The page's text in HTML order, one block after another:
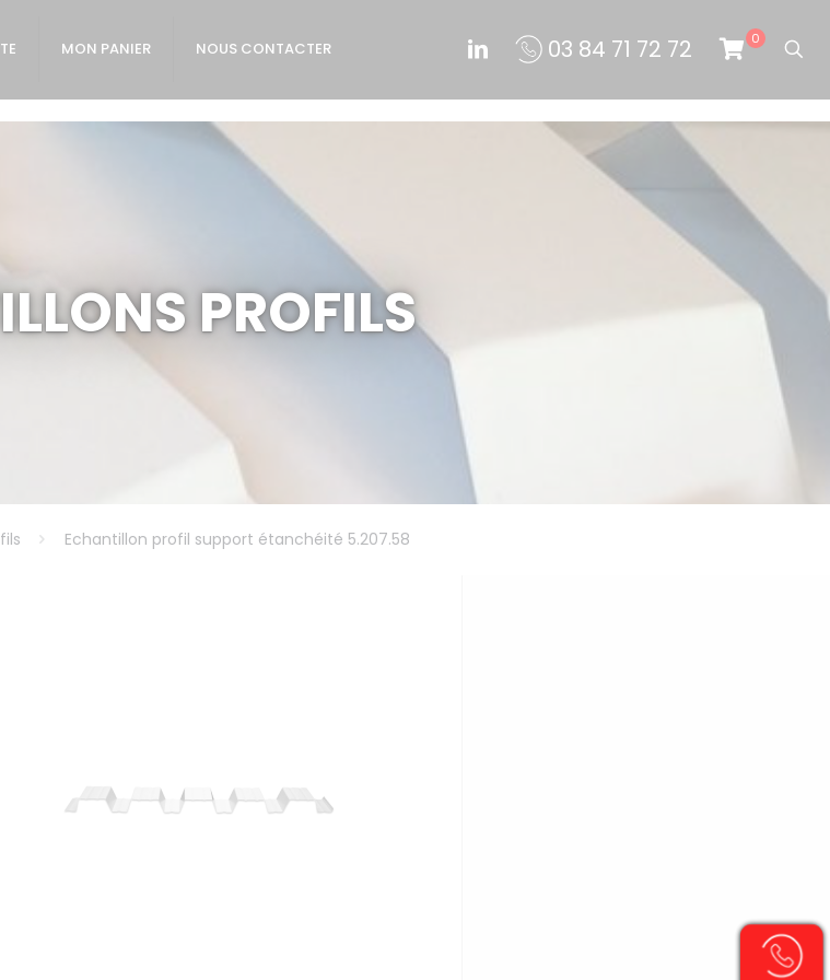
MON PANIER NOUS CONTACTER 03 84 71 72 72 0
PROFILS
Echantillon profil support étanchéité 5.207.58